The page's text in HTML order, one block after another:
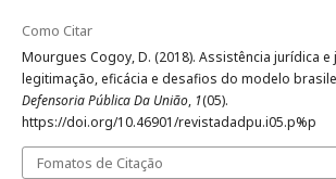
Como Citar
Mourgues Cogoy, D. (2018). Assistência jurídica
legitimação, eficácia e desafios do modelo
Defensoria Pública Da União, 1(05).
https://doi.org/10.46901/revistadadpu.i05.p%p
Fomatos de Citação